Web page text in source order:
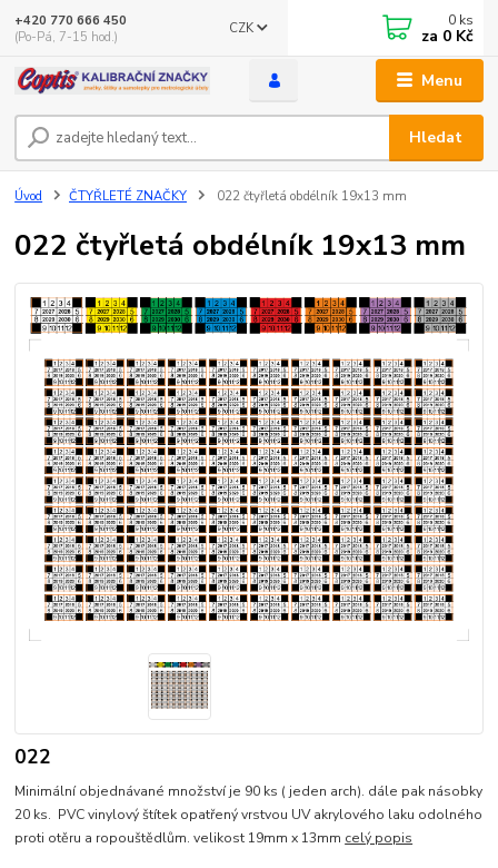
Menu
CZK
Hledat
+420 770 666 450
(Po-Pá, 7-15 hod.)
0 ks
za 0 Kč
Úvod ČTYŘLETÉ ZNAČKY 022 čtyřletá obdélník 19x13 mm
022 čtyřletá obdélník 19x13 mm
022
Minimální objednávané množství je 90 ks ( jeden arch). dále pak násobky
20 ks. PVC vinylový štítek opatřený vrstvou UV akrylového laku odolného
proti otěru a ropouštědlům. velikost 19mm x 13mm celý popis